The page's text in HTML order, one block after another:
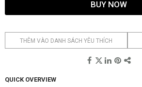
BUY NOW
THÊM VÀO DANH SÁCH YÊU THÍCH
QUICK OVERVIEW